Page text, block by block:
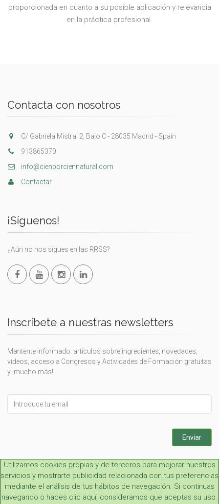
proporcionada en cuanto a su posible aplicación y relevancia
en la práctica profesional.
Contacta con nosotros
C/ Gabriela Mistral 2, Bajo C - 28035 Madrid - Spain
913865370
info@cienporciennatural.com
Contactar
¡Síguenos!
¿Aún no nos sigues en las RRSS?
Inscríbete a nuestras newsletters
Mantente informado: artículos sobre ingredientes, novedades,
vídeos, acceso a Congresos y Actividades de Formación gratuitas
y ¡mucho más!
this
field
Enviar
Utilizamos cookies propias y de terceros para mejorar nuestros
servicios y mostrarte publicidad relacionada con tus preferencias
mediante el análisis de tus hábitos de navegación. Si continuas
navegando o haces clic aquí, consideramos que aceptas su uso.